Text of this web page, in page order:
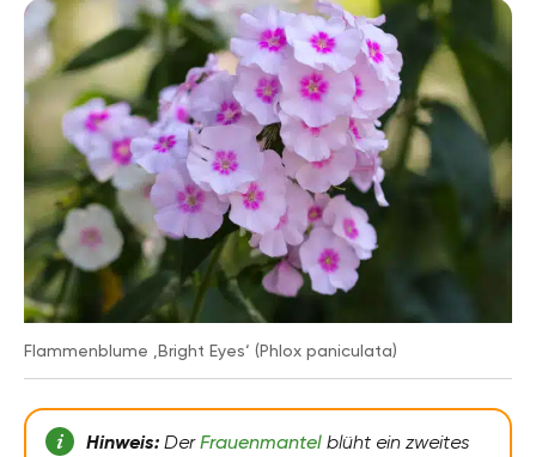
Flammenblume ‚Bright Eyes‘ (Phlox paniculata)
Hinweis:DerFrauenmantelblüht ein zweites